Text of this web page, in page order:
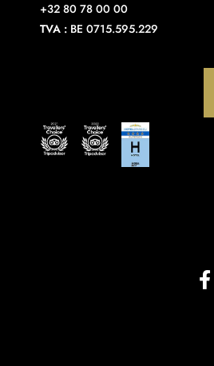
+32 80 78 00 00
TVA : BE 0715.595.229